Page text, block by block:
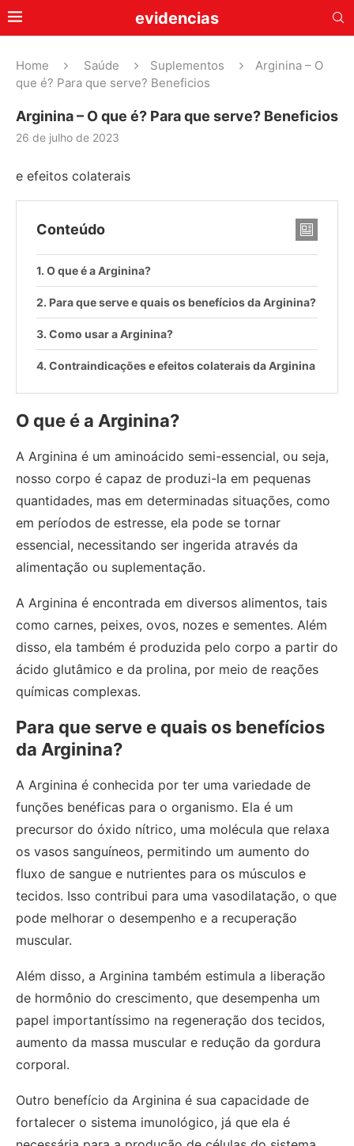
evidencias
Home Saúde Suplementos
Arginina – O
que é? Para que serve? Beneficios
Arginina – O que é? Para que serve? Beneficios
26 de julho de 2023
e efeitos colaterais
Conteúdo
O que é a Arginina?
Para que serve e quais os benefícios da Arginina?
Como usar a Arginina?
Contraindicações e efeitos colaterais da Arginina
O que é a Arginina?
A Arginina é um aminoácido semi-essencial, ou seja,
nosso corpo é capaz de produzi-la em pequenas
quantidades, mas em determinadas situações, como
em períodos de estresse, ela pode se tornar
essencial, necessitando ser ingerida através da
alimentação ou suplementação.
A Arginina é encontrada em diversos alimentos, tais
como carnes, peixes, ovos, nozes e sementes. Além
disso, ela também é produzida pelo corpo a partir do
ácido glutâmico e da prolina, por meio de reações
químicas complexas.
Para que serve e quais os benefícios
da Arginina?
A Arginina é conhecida por ter uma variedade de
funções benéficas para o organismo. Ela é um
precursor do óxido nítrico, uma molécula que relaxa
os vasos sanguíneos, permitindo um aumento do
fluxo de sangue e nutrientes para os músculos e
tecidos. Isso contribui para uma vasodilatação, o que
pode melhorar o desempenho e a recuperação
muscular.
Além disso, a Arginina também estimula a liberação
de hormônio do crescimento, que desempenha um
papel importantíssimo na regeneração dos tecidos,
aumento da massa muscular e redução da gordura
corporal.
Outro benefício da Arginina é sua capacidade de
fortalecer o sistema imunológico, já que ela é